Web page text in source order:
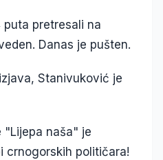
puta pretresali na
Danas je pušten.
Stanivuković je
"Lijepa naša" je
crnogorskih političara!